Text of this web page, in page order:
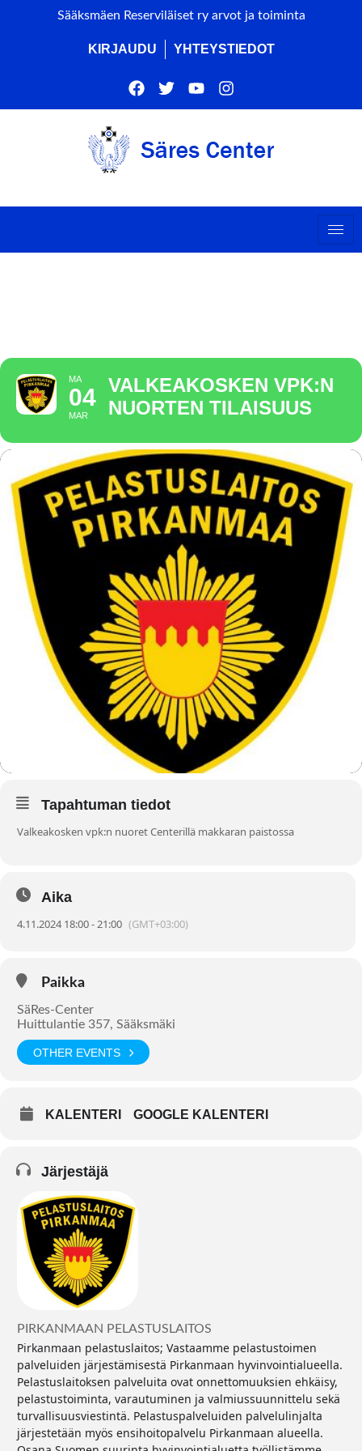
Sääksmäen Reserviläiset ry arvot ja toiminta
KIRJAUDU YHTEYSTIEDOT
MA
04
MAR
VALKEAKOSKEN VPK:N
NUORTEN TILAISUUS
Tapahtuman tiedot
Valkeakosken vpk:n nuoret Centerillä makkaran paistossa
Aika
4.11.2024 18:00 - 21:00 (GMT+03:00)
Paikka
SäRes-Center
Huittulantie 357, Sääksmäki
OTHER EVENTS
KALENTERI GOOGLE KALENTERI
Järjestäjä
PIRKANMAAN PELASTUSLAITOS
Pirkanmaan pelastuslaitos; Vastaamme pelastustoimen
palveluiden järjestämisestä Pirkanmaan hyvinvointialueella.
Pelastuslaitoksen palveluita ovat onnettomuuksien ehkäisy,
pelastustoiminta, varautuminen ja valmiussuunnittelu sekä
turvallisuusviestintä. Pelastuspalveluiden palvelulinjalta
järjestetään myös ensihoitopalvelu Pirkanmaan alueella.